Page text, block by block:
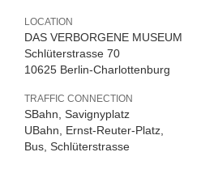
LOCATION
DAS VERBORGENE MUSEUM
Schlüterstrasse 70
10625 Berlin-Charlottenburg
TRAFFIC CONNECTION
SBahn, Savignyplatz
UBahn, Ernst-Reuter-Platz,
Bus, Schlüterstrasse